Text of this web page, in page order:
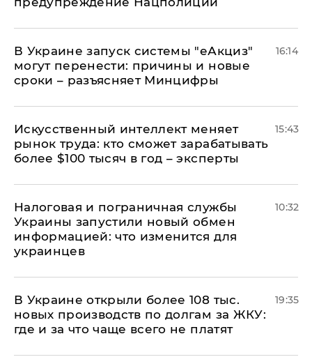
В Украине запуск системы "еАкциз"
могут перенести: причины и новые
сроки – разъясняет Минцифры
16:14
Искусственный интеллект меняет
рынок труда: кто сможет зарабатывать
более $100 тысяч в год – эксперты
15:43
Налоговая и пограничная службы
Украины запустили новый обмен
информацией: что изменится для
украинцев
10:32
В Украине открыли более 108 тыс.
новых производств по долгам за ЖКУ:
где и за что чаще всего не платят
19:35